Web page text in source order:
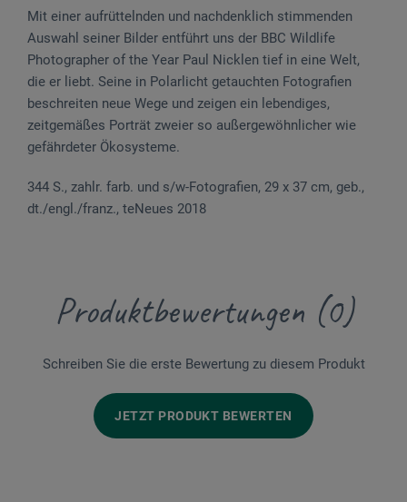
Mit einer aufrüttelnden und nachdenklich stimmenden
Auswahl seiner Bilder entführt uns der BBC Wildlife
Photographer of the Year Paul Nicklen tief in eine Welt,
die er liebt. Seine in Polarlicht getauchten Fotografien
beschreiten neue Wege und zeigen ein lebendiges,
zeitgemäßes Porträt zweier so außergewöhnlicher wie
gefährdeter Ökosysteme.
344 S., zahlr. farb. und s/w-Fotografien, 29 x 37 cm, geb.,
dt./engl./franz., teNeues 2018
Produktbewertungen (0)
Schreiben Sie die erste Bewertung zu diesem Produkt
JETZT PRODUKT BEWERTEN